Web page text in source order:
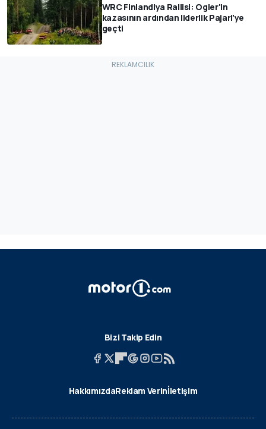
WRC Finlandiya Rallisi: Ogier'in
kazasının ardından liderlik Pajari'ye
geçti
Bizi Takip Edin
HakkımızdaReklam Verinİletişim